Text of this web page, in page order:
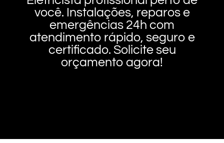
você. Instalações, reparos e
emergências 24h com
atendimento rápido, seguro e
certificado. Solicite seu
orçamento agora!